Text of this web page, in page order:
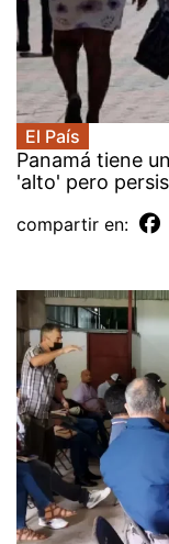
El País
Panamá tiene
'alto' pero
compartir en: